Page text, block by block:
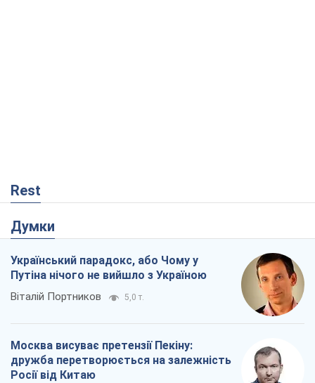
Rest
Думки
Український парадокс, або Чому у
Путіна нічого не вийшло з Україною
Віталій Портников 5,0 т.
Москва висуває претензії Пекіну:
дружба перетворюється на залежність
Росії від Китаю